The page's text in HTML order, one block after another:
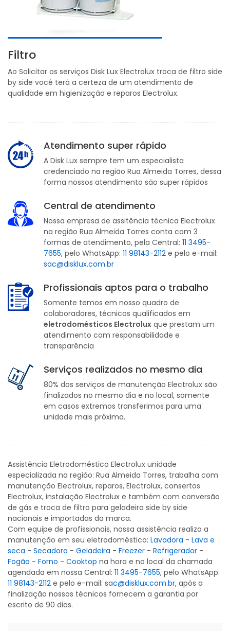
Filtro
Ao Solicitar os serviços Disk Lux Electrolux troca de filtro side
by side você terá a certeza de um atendimento de
qualidade em higienização e reparos Electrolux.
Atendimento super rápido
A Disk Lux sempre tem um especialista
credenciado na região Rua Almeida Torres, dessa
forma nossos atendimento são super rápidos
Central de atendimento
Nossa empresa de assitência técnica Electrolux
na região Rua Almeida Torres conta com 3
formas de atendimento, pela Central: 11 3495-
7655, pelo WhatsApp: 11 98143-2112 e pelo e-mail:
sac@disklux.com.br
Profissionais aptos para o trabalho
Somente temos em nosso quadro de
colaboradores, técnicos qualificados em
eletrodomésticos Electrolux que prestam um
atendimento com responsabilidade e
transparência
Serviços realizados no mesmo dia
80% dos serviços de manutenção Electrolux são
finalizados no mesmo dia e no local, somente
em casos extremos transferimos para uma
unidade mais próxima.
Assistência Eletrodoméstico Electrolux unidade
especializada na região: Rua Almeida Torres, trabalha com
manutenção Electrolux, reparos, Electrolux, consertos
Electrolux, instalação Electrolux e também com conversão
de gás e troca de filtro para geladeira side by side
nacionais e importadas da marca.
Com equipe de profissionais, nossa assistência realiza a
manutenção em seu eletrodoméstico: Lavadora - Lava e
seca - Secadora - Geladeira - Freezer - Refrigerador -
Fogão - Forno - Cooktop na hora e no local da chamada
agendada em nossa Central: 11 3495-7655, pelo WhatsApp:
11 98143-2112 e pelo e-mail: sac@disklux.com.br, após a
finalização nossos técnicos fornecem a garantia por
escrito de 90 dias.